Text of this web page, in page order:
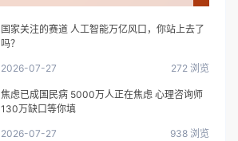
国家关注的赛道 人工智能万亿风口，你站上去了
吗？
2026-07-27 272 浏览
焦虑已成国民病 5000万人正在焦虑 心理咨询师
130万缺口等你填
2026-07-27 938 浏览